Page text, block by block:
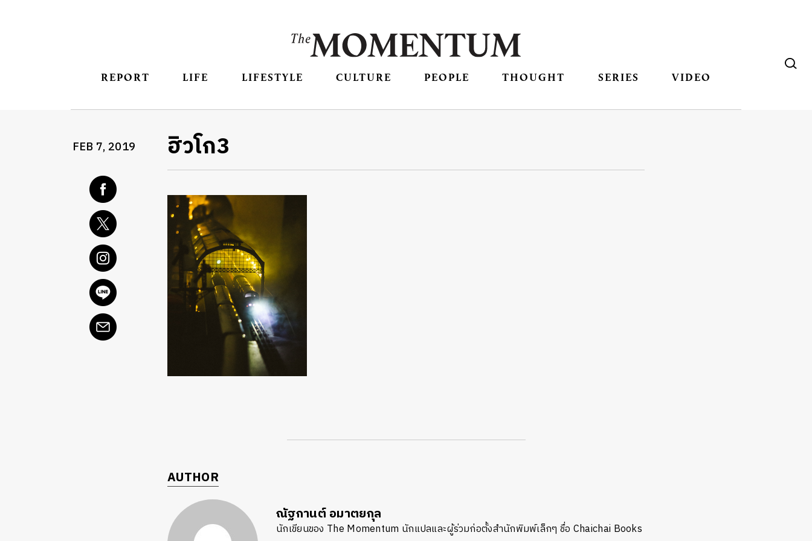
REPORT LIFE LIFESTYLE CULTURE PEOPLE THOUGHT SERIES VIDEO
FEB 7, 2019 ฮิวโก3
AUTHOR
ณัฐกานต์ อมาตยกุล
นักเขียนของ The Momentum นักแปลและผู้ร่วมก่อตั้งสำนักพิมพ์เล็กๆ ชื่อ Chaichai Books
SHARE TWEET EMAIL